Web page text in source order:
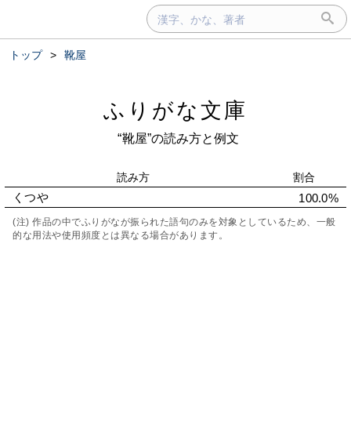
トップ > 靴屋
ふりがな文庫
“靴屋”の読み方と例文
読み方 割合
くつや 100.0%
(注) 作品の中でふりがなが振られた語句のみを対象としているため、一般
的な用法や使用頻度とは異なる場合があります。